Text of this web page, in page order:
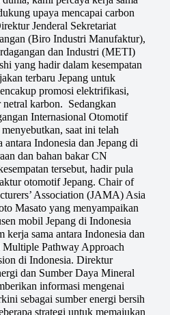
upaya mencapai carbon
Jenderal Sekretariat
(Biro Industri Manufaktur),
dan Industri (METI)
yang hadir dalam kesempatan
terbaru Jepang untuk
promosi elektrifikasi,
netral karbon. Sedangkan
Internasional Otomotif
saat ini telah
Indonesia dan Jepang di
dan bahan bakar CN
tersebut, hadir pula
otomotif Jepang. Chair of
Association (JAMA) Asia
Masato yang menyampaikan
mobil Jepang di Indonesia
kerja sama antara Indonesia dan
Multiple Pathway Approach
di Indonesia. Direktur
dan Sumber Daya Mineral
informasi mengenai
sebagai sumber energi bersih
strategi untuk memajukan